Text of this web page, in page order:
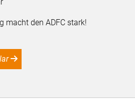
macht den ADFC stark!